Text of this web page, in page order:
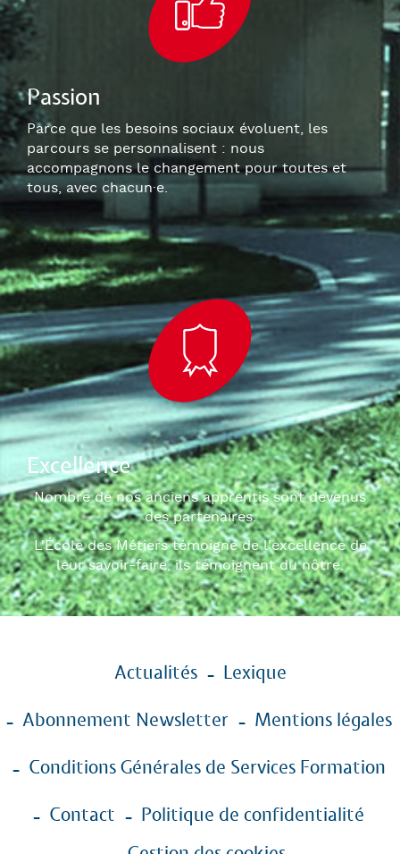
Passion
Parce que les besoins sociaux évoluent, les
parcours se personnalisent : nous
accompagnons le changement pour toutes et
tous, avec chacun·e.
Excellence
Nombre de nos anciens apprentis sont devenus
des partenaires.
L'École des Métiers témoigne de l'excellence de
leur savoir-faire, ils témoignent du nôtre.
de
page
Actualités Lexique
Abonnement Newsletter Mentions légales
Conditions Générales de Services Formation
Contact
Politique de confidentialité